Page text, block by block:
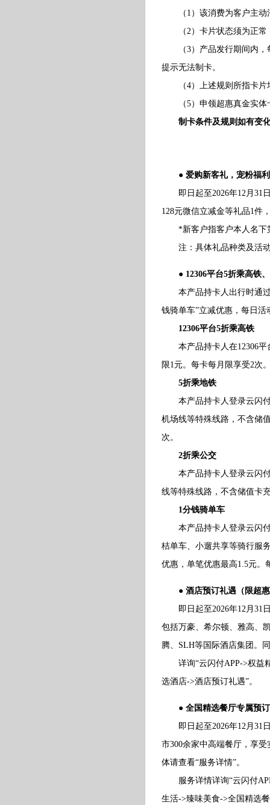
（1）该消费为客户主动
（2）卡片状态须为正常
（3）产品发行期间内，每
提示无法制卡。
（4）上述规则所指卡片
（5）申领超惠真金实体
制卡条件及规则如有变
● 爱购新客礼，宠粉福
即日起至2026年12月31日
128元微信立减金等礼品1件
*新客户指客户本人名下第
注：具体礼品种类及活动
● 12306平台5折乘高铁
本产品持卡人出行时通过
钱骑单车”立减优惠，每日
12306平台5折乘高铁
本产品持卡人在12306平
限1元。每卡每月限享受2次
5折乘地铁
本产品持卡人登录云闪付
机场线等特殊线路，不含储
次。
2折乘公交
本产品持卡人登录云闪付
线等特殊线路，不含储值卡
1分钱骑单车
本产品持卡人登录云闪付
桔单车、小遛共享等骑行服
优惠，单笔优惠最高1.5元。
● 酒店预订礼遇（限超
即日起至2026年12月31日
包括万豪、希尔顿、雅高、
腾、SLH等国际酒店集团。
详询“云闪付APP->权益精
选酒店->酒店预订礼遇”。
● 全国精选餐厅专属预
即日起至2026年12月31日
市300余家中高端餐厅，享
体请查看“服务详情”。
服务详情详询“云闪付
生活->臻味美食->全国精选